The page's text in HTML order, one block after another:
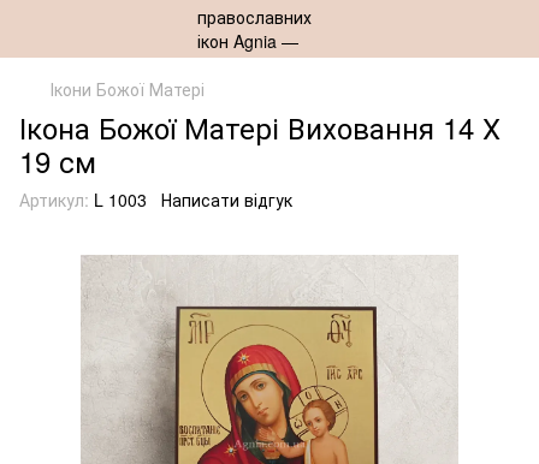
Ікони Божої Матері
Ікона Божої Матері Виховання 14 Х
19 см
Артикул: L 1003 Написати відгук